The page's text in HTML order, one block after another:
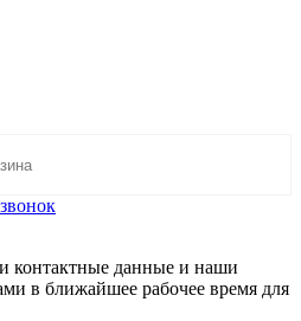
контактные данные и наши
в ближайшее рабочее время для